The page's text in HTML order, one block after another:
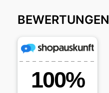
BEWERTUNGEN